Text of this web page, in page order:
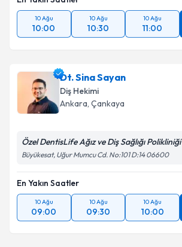
10 Ağu
10:00
10 Ağu
10:30
10 Ağu
11:00
Dt. Sina Sayan
Diş Hekimi
Ankara, Çankaya
Özel DentisLife Ağız ve Diş Sağlığı Polikliniği
Büyükesat, Uğur Mumcu Cd. No:101 D:14 06600
En Yakın Saatler
10 Ağu
09:00
10 Ağu
09:30
10 Ağu
10:00